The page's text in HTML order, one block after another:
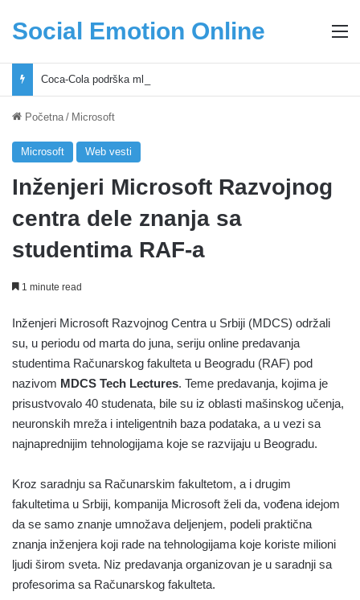
Social Emotion Online
Početna / Microsoft
Microsoft Web vesti
Inženjeri Microsoft Razvojnog
centra dele znanja sa
studentima RAF-a
1 minute read
Inženjeri Microsoft Razvojnog Centra u Srbiji (MDCS) održali
su, u periodu od marta do juna, seriju online predavanja
studentima Računarskog fakulteta u Beogradu (RAF) pod
nazivom MDCS Tech Lectures. Teme predavanja, kojima je
prisustvovalo 40 studenata, bile su iz oblasti mašinskog učenja,
neuronskih mreža i inteligentnih baza podataka, a u vezi sa
najnaprednijim tehnologijama koje se razvijaju u Beogradu.
Kroz saradnju sa Računarskim fakultetom, a i drugim
fakultetima u Srbiji, kompanija Microsoft želi da, vođena idejom
da se samo znanje umnožava deljenjem, podeli praktična
znanja inženjera koji rade na tehnologijama koje koriste milioni
ljudi širom sveta. Niz predavanja organizovan je u saradnji sa
profesorima sa Računarskog fakulteta.